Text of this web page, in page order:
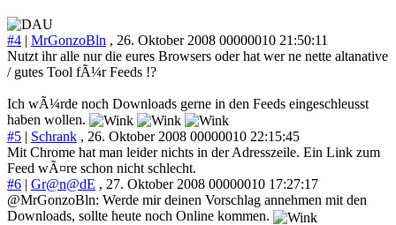
#4 | MrGonzoBln , 26. Oktober 2008 00000010 21:50:11
Nutzt ihr alle nur die eures Browsers oder hat wer ne nette altanative
/ gutes Tool fÃ¼r Feeds !?
Ich wÃ¼rde noch Downloads gerne in den Feeds eingeschleusst
haben wollen.
#5 | Schrank , 26. Oktober 2008 00000010 22:15:45
Mit Chrome hat man leider nichts in der Adresszeile. Ein Link zum
Feed wÃ¤re schon nicht schlecht.
#6 | Gr@n@dE , 27. Oktober 2008 00000010 17:27:17
@MrGonzoBln: Werde mir deinen Vorschlag annehmen mit den
Downloads, sollte heute noch Online kommen.